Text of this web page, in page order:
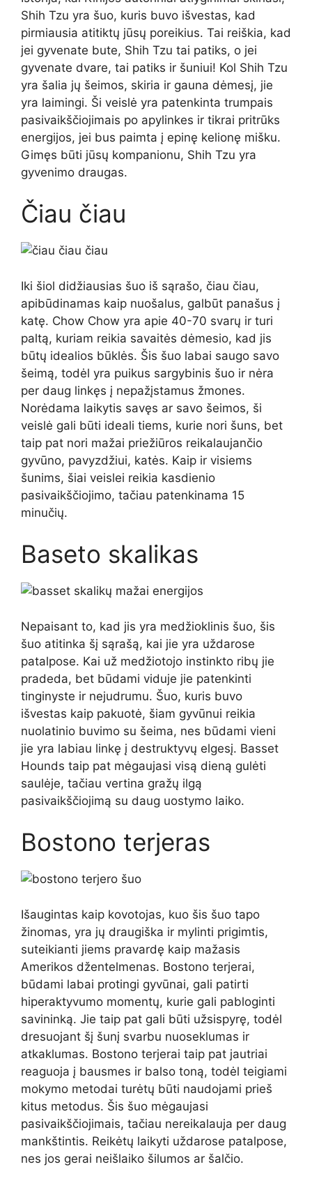
Shih Tzu yra šuo, kuris buvo išvestas, kad
pirmiausia atitiktų jūsų poreikius. Tai reiškia, kad
jei gyvenate bute, Shih Tzu tai patiks, o jei
gyvenate dvare, tai patiks ir šuniui! Kol Shih Tzu
yra šalia jų šeimos, skiria ir gauna dėmesį, jie
yra laimingi. Ši veislė yra patenkinta trumpais
pasivaikščiojimais po apylinkes ir tikrai pritrūks
energijos, jei bus paimta į epinę kelionę mišku.
Gimęs būti jūsų kompanionu, Shih Tzu yra
gyvenimo draugas.
Čiau čiau
Iki šiol didžiausias šuo iš sąrašo, čiau čiau,
apibūdinamas kaip nuošalus, galbūt panašus į
katę. Chow Chow yra apie 40-70 svarų ir turi
paltą, kuriam reikia savaitės dėmesio, kad jis
būtų idealios būklės. Šis šuo labai saugo savo
šeimą, todėl yra puikus sargybinis šuo ir nėra
per daug linkęs į nepažįstamus žmones.
Norėdama laikytis savęs ar savo šeimos, ši
veislė gali būti ideali tiems, kurie nori šuns, bet
taip pat nori mažai priežiūros reikalaujančio
gyvūno, pavyzdžiui, katės. Kaip ir visiems
šunims, šiai veislei reikia kasdienio
pasivaikščiojimo, tačiau patenkinama 15
minučių.
Baseto skalikas
Nepaisant to, kad jis yra medžioklinis šuo, šis
šuo atitinka šį sąrašą, kai jie yra uždarose
patalpose. Kai už medžiotojo instinkto ribų jie
pradeda, bet būdami viduje jie patenkinti
tinginyste ir nejudrumu. Šuo, kuris buvo
išvestas kaip pakuotė, šiam gyvūnui reikia
nuolatinio buvimo su šeima, nes būdami vieni
jie yra labiau linkę į destruktyvų elgesį. Basset
Hounds taip pat mėgaujasi visą dieną gulėti
saulėje, tačiau vertina gražų ilgą
pasivaikščiojimą su daug uostymo laiko.
Bostono terjeras
Išaugintas kaip kovotojas, kuo šis šuo tapo
žinomas, yra jų draugiška ir mylinti prigimtis,
suteikianti jiems pravardę kaip mažasis
Amerikos džentelmenas. Bostono terjerai,
būdami labai protingi gyvūnai, gali patirti
hiperaktyvumo momentų, kurie gali pabloginti
savininką. Jie taip pat gali būti užsispyrę, todėl
dresuojant šį šunį svarbu nuoseklumas ir
atkaklumas. Bostono terjerai taip pat jautriai
reaguoja į bausmes ir balso toną, todėl teigiami
mokymo metodai turėtų būti naudojami prieš
kitus metodus. Šis šuo mėgaujasi
pasivaikščiojimais, tačiau nereikalauja per daug
mankštintis. Reikėtų laikyti uždarose patalpose,
nes jos gerai neišlaiko šilumos ar šalčio.